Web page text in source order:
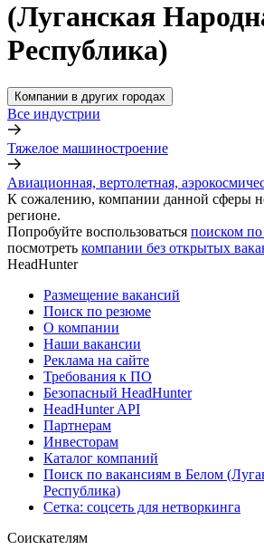
(Луганская
Республика)
Компании в других городах
Все индустрии
Тяжелое машиностроение
Авиационная, вертолетная,
К сожалению, компании данной сферы
регионе.
Попробуйте воспользоваться поиском
посмотреть компании без открытых
HeadHunter
Размещение вакансий
Поиск по резюме
О компании
Наши вакансии
Реклама на сайте
Требования к ПО
Безопасный HeadHunter
HeadHunter API
Партнерам
Инвесторам
Каталог компаний
Поиск по вакансиям в Белом
Республика)
Сетка: соцсеть для нетворкинга
Соискателям